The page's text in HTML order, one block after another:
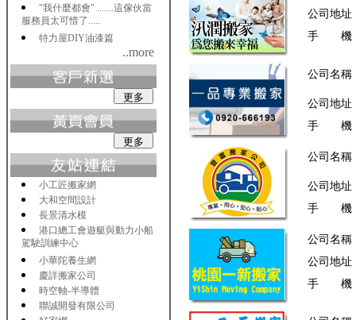
"我什麼都會" .......這傢伙當
服務員太可惜了.....
特力屋DIY油漆篇
..more
小工匠搬家網
大和空間設計
長景清水模
港口總工會遊艇與動力小船
駕駛訓練中心
小華陀養生網
慶詳搬家公司
時空軸-半導體
聯誠開發有限公司
公司地址
手 機
公司名稱
公司地址
手 機
公司名稱
公司地址
手 機
公司名稱
公司地址
手 機